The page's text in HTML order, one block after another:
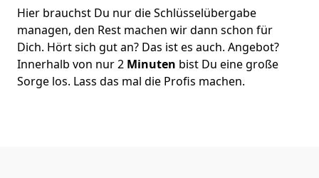
Hier brauchst Du nur die Schlüsselübergabe
managen, den Rest machen wir dann schon für
Dich. Hört sich gut an? Das ist es auch. Angebot?
Innerhalb von nur 2 Minuten bist Du eine große
Sorge los. Lass das mal die Profis machen.